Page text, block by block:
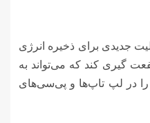
جدیدی برای ذخیره انرژی
اینسایدر ویندوز ۱۱ منفعت گیری کند که می‌تواند به
در لپ تاپ‌ها و پی‌سی‌های